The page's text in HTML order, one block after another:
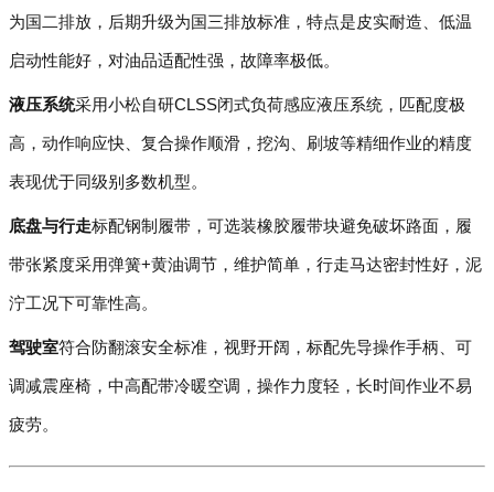
为国二排放，后期升级为国三排放标准，特点是皮实耐造、低温
启动性能好，对油品适配性强，故障率极低。
液压系统采用小松自研CLSS闭式负荷感应液压系统，匹配度极
高，动作响应快、复合操作顺滑，挖沟、刷坡等精细作业的精度
表现优于同级别多数机型。
底盘与行走标配钢制履带，可选装橡胶履带块避免破坏路面，履
带张紧度采用弹簧+黄油调节，维护简单，行走马达密封性好，泥
泞工况下可靠性高。
驾驶室符合防翻滚安全标准，视野开阔，标配先导操作手柄、可
调减震座椅，中高配带冷暖空调，操作力度轻，长时间作业不易
疲劳。